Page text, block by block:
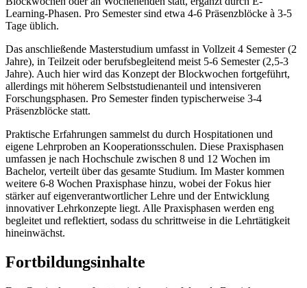
Learning-Phasen. Pro Semester sind etwa 4-6 Präsenzblöcke à 3-5
Tage üblich.
Das anschließende Masterstudium umfasst in Vollzeit 4 Semester (2
Jahre), in Teilzeit oder berufsbegleitend meist 5-6 Semester (2,5-3
Jahre). Auch hier wird das Konzept der Blockwochen fortgeführt,
allerdings mit höherem Selbststudienanteil und intensiveren
Forschungsphasen. Pro Semester finden typischerweise 3-4
Präsenzblöcke statt.
Praktische Erfahrungen sammelst du durch Hospitationen und
eigene Lehrproben an Kooperationsschulen. Diese Praxisphasen
umfassen je nach Hochschule zwischen 8 und 12 Wochen im
Bachelor, verteilt über das gesamte Studium. Im Master kommen
weitere 6-8 Wochen Praxisphase hinzu, wobei der Fokus hier
stärker auf eigenverantwortlicher Lehre und der Entwicklung
innovativer Lehrkonzepte liegt. Alle Praxisphasen werden eng
begleitet und reflektiert, sodass du schrittweise in die Lehrtätigkeit
hineinwächst.
Fortbildungsinhalte